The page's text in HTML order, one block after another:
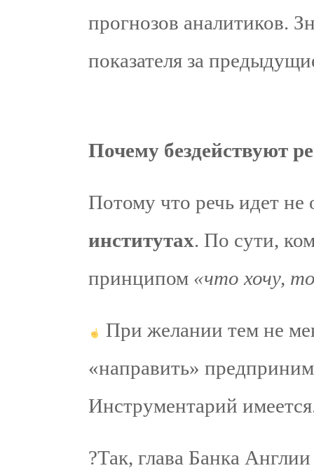
прогнозов аналитиков.
показателя за
Почему бездействуют
Потому что речь идет не
институтах. По сути,
принципом «что хочу,
При желании тем не
«направить»
Инструментарий
?Так, глава Банка